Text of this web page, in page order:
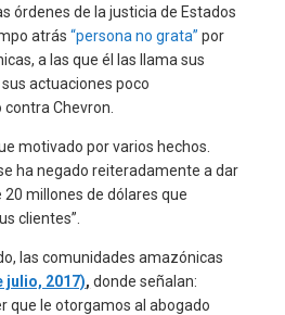
órdenes de la justicia de Estados
atrás“persona no grata” por
a las que él las llama sus
sus actuaciones poco
Chevron.
motivado por varios hechos.
ha negado reiteradamente a dar
millones de dólares que
clientes”.
las comunidades amazónicas
julio, 2017), donde señalan:
que le otorgamos al abogado